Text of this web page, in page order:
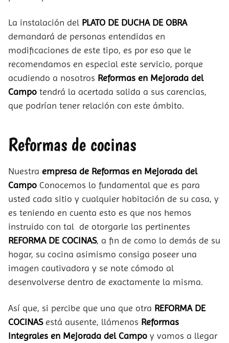
La instalación del PLATO DE DUCHA DE OBRA
demandará de personas entendidas en
modificaciones de este tipo, es por eso que le
recomendamos en especial este servicio, porque
acudiendo a nosotros Reformas en Mejorada del
Campo tendrá la acertada salida a sus carencias,
que podrían tener relación con este ámbito.
Reformas de cocinas
Nuestra empresa de Reformas en Mejorada del
Campo Conocemos lo fundamental que es para
usted cada sitio y cualquier habitación de su casa, y
es teniendo en cuenta esto es que nos hemos
instruido con tal de otorgarle las pertinentes
REFORMA DE COCINAS, a fin de como lo demás de su
hogar, su cocina asimismo consiga poseer una
imagen cautivadora y se note cómodo al
desenvolverse dentro de exactamente la misma.
Así que, si percibe que una que otra REFORMA DE
COCINASestá ausente, llámenos Reformas
Integrales en Mejorada del Campo y vamos a llegar